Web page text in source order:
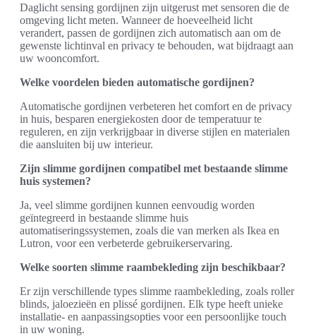
Daglicht sensing gordijnen zijn uitgerust met sensoren die de
omgeving licht meten. Wanneer de hoeveelheid licht
verandert, passen de gordijnen zich automatisch aan om de
gewenste lichtinval en privacy te behouden, wat bijdraagt aan
uw wooncomfort.
Welke voordelen bieden automatische gordijnen?
Automatische gordijnen verbeteren het comfort en de privacy
in huis, besparen energiekosten door de temperatuur te
reguleren, en zijn verkrijgbaar in diverse stijlen en materialen
die aansluiten bij uw interieur.
Zijn slimme gordijnen compatibel met bestaande slimme
huis systemen?
Ja, veel slimme gordijnen kunnen eenvoudig worden
geïntegreerd in bestaande slimme huis
automatiseringssystemen, zoals die van merken als Ikea en
Lutron, voor een verbeterde gebruikerservaring.
Welke soorten slimme raambekleding zijn beschikbaar?
Er zijn verschillende types slimme raambekleding, zoals roller
blinds, jaloezieën en plissé gordijnen. Elk type heeft unieke
installatie- en aanpassingsopties voor een persoonlijke touch
in uw woning.